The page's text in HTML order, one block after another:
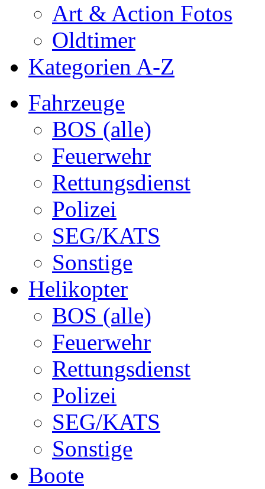
Art & Action Fotos
Oldtimer
Kategorien A-Z
Fahrzeuge
BOS (alle)
Feuerwehr
Rettungsdienst
Polizei
SEG/KATS
Sonstige
Helikopter
BOS (alle)
Feuerwehr
Rettungsdienst
Polizei
SEG/KATS
Sonstige
Boote